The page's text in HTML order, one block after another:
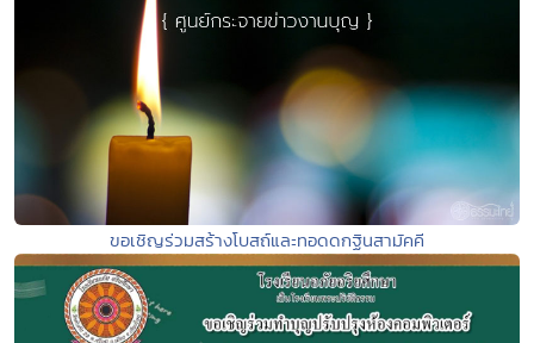
ขอเชิญร่วมสร้างโบสถ์และทอดดกฐินสามัคคี